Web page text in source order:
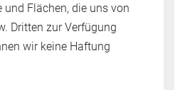
und Flächen, die uns von
Dritten zur Verfügung
wir keine Haftung